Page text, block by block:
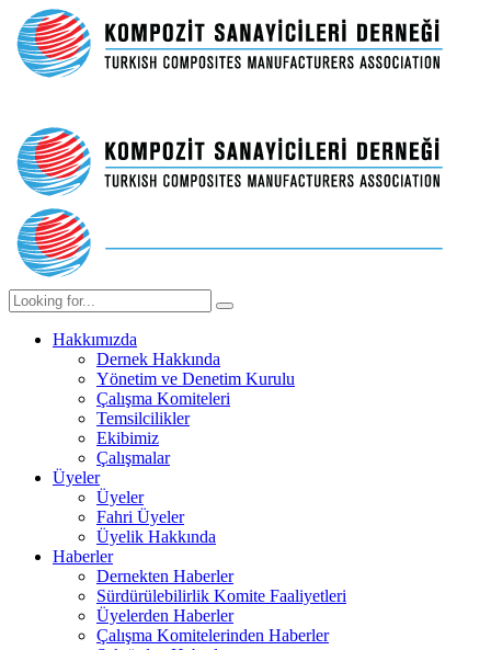
Hakkımızda
Dernek Hakkında
Yönetim ve Denetim Kurulu
Çalışma Komiteleri
Temsilcilikler
Ekibimiz
Çalışmalar
Üyeler
Üyeler
Fahri Üyeler
Üyelik Hakkında
Haberler
Dernekten Haberler
Sürdürülebilirlik Komite Faaliyetleri
Üyelerden Haberler
Çalışma Komitelerinden Haberler